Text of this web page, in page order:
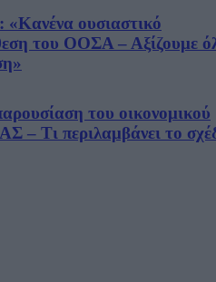
ουσιαστικό
του ΟΟΣΑ – Αξίζουμε
του οικονομικού
– Τι περιλαμβάνει το